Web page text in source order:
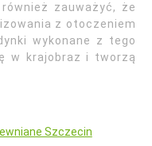
zauważyć, że
z otoczeniem
wykonane z tego
w krajobraz i tworzą
Szczecin